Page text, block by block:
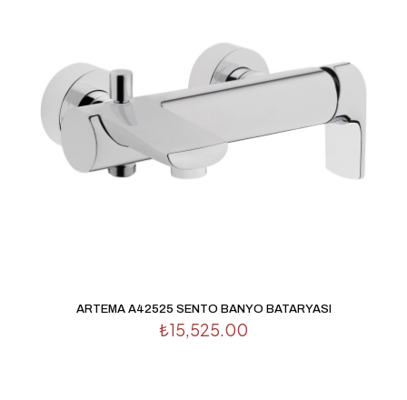
ARTEMA A42525 SENTO BANYO BATARYASI
₺15,525.00